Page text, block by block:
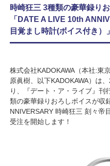
時崎狂三 3種類の豪華録り
「DATE A LIVE 10th
目覚まし時計(ボイス付き）
株式会社KADOKAWA（本社:東
原眞樹、以下KADOKAWA）は
り、『デート・ア・ライブ』刊
類の豪華録りおろしボイスが収
NNIVERSARY 時崎狂三 刻々帝
受注を開始します！